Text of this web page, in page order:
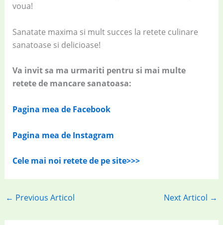
voua!
Sanatate maxima si mult succes la retete culinare
sanatoase si delicioase!
Va invit sa ma urmariti pentru si mai multe
retete de mancare sanatoasa:
Pagina mea de Facebook
Pagina mea de Instagram
Cele mai noi retete de pe site>>>
← Previous Articol Next Articol →